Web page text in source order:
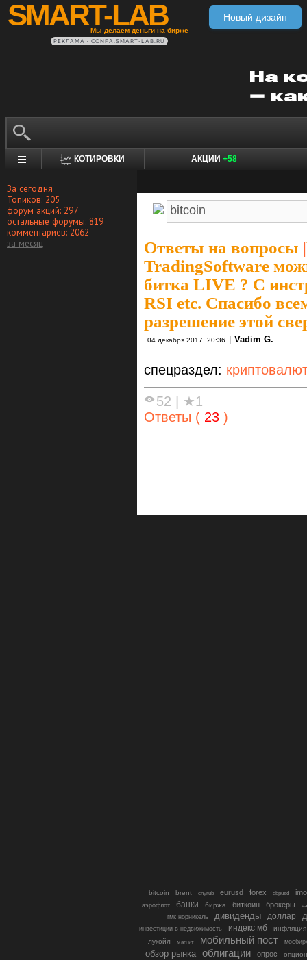
SMART-LAB
Мы делаем деньги на бирже
Новый дизайн
РЕКЛАМА • CONFA.SMART-LAB.RU
КОТИРОВКИ АКЦИИ +58
За сегодня
Топиков: 205
форум акций: 297
остальные форумы: 819
комментариев: 2062
за месяц
Ответы на вопросы |
TradingSoftware
битка LIVE ? С
RSI etc. Спасибо
разрешение этой
04 декабря 2017, 20:36 Vadim G.
спецраздел:
52 | ★1
Ответы ( 23 )
bitcoin brent cnyrub eurusd forex gbpusd
аэрофлот банки биржа биткоин брокеры
гмк норникель
дивиденды доллар
инвестиции в недвижимость индекс мб
инфляция
лукойл
магнит мобильный пост
обзор рынка облигации опрос